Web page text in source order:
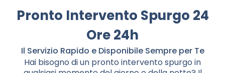
Pronto Intervento Spurgo 24
Ore 24h
Il Servizio Rapido e Disponibile Sempre per Te
Hai bisogno di un pronto intervento spurgo in